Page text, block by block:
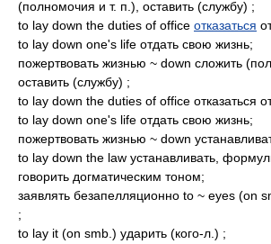
(полномочия и т. п.), оставить (службу) ;
to lay down the duties of office отказаться
to lay down one's life отдать свою жизнь;
пожертвовать жизнью ~ down сложить
оставить (службу) ;
to lay down the duties of office отказаться
to lay down one's life отдать свою жизнь;
пожертвовать жизнью ~ down
to lay down the law устанавливать,
говорить догматическим тоном;
заявлять безапелляционно to ~ eyes (on
;
to lay it (on smb.) ударить (кого-л.) ;